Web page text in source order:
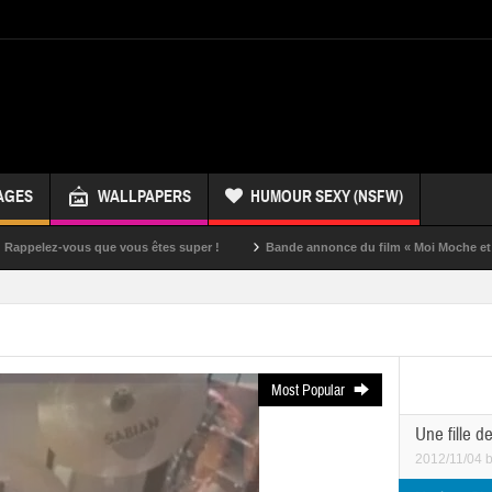
WALLPAPERS HUMOUR SEXY (NSFW)
êtes super ! Bande annonce du film « Moi Moche et Méchant »
Most Popular
Une fille
2012/11/04